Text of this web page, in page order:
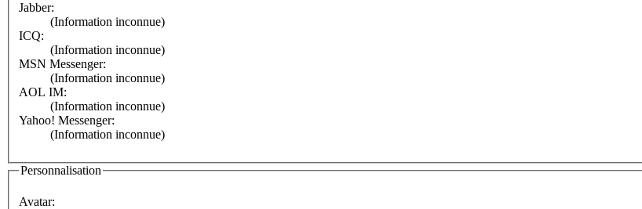
Jabber:
(Information inconnue)
ICQ:
(Information inconnue)
MSN Messenger:
(Information inconnue)
AOL IM:
(Information inconnue)
Yahoo! Messenger:
(Information inconnue)
Personnalisation
Avatar: